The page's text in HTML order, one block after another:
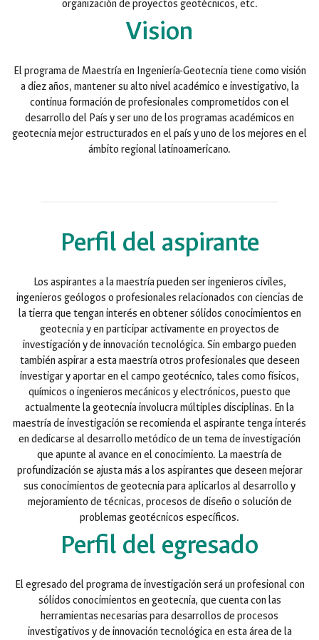
organización de proyectos geotécnicos, etc.
Vision
El programa de Maestría en Ingeniería-Geotecnia tiene como visión
a diez años, mantener su alto nivel académico e investigativo, la
continua formación de profesionales comprometidos con el
desarrollo del País y ser uno de los programas académicos en
geotecnia mejor estructurados en el país y uno de los mejores en el
ámbito regional latinoamericano.
Perfil del aspirante
Los aspirantes a la maestría pueden ser ingenieros civiles,
ingenieros geólogos o profesionales relacionados con ciencias de
la tierra que tengan interés en obtener sólidos conocimientos en
geotecnia y en participar activamente en proyectos de
investigación y de innovación tecnológica. Sin embargo pueden
también aspirar a esta maestría otros profesionales que deseen
investigar y aportar en el campo geotécnico, tales como físicos,
químicos o ingenieros mecánicos y electrónicos, puesto que
actualmente la geotecnia involucra múltiples disciplinas. En la
maestría de investigación se recomienda el aspirante tenga interés
en dedicarse al desarrollo metódico de un tema de investigación
que apunte al avance en el conocimiento. La maestría de
profundización se ajusta más a los aspirantes que deseen mejorar
sus conocimientos de geotecnia para aplicarlos al desarrollo y
mejoramiento de técnicas, procesos de diseño o solución de
problemas geotécnicos específicos.
Perfil del egresado
El egresado del programa de investigación será un profesional con
sólidos conocimientos en geotecnia, que cuenta con las
herramientas necesarias para desarrollos de procesos
investigativos y de innovación tecnológica en esta área de la